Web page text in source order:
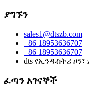
ያግኙን
sales1@dtszb.com
+86 18953636707
+86 18953636707
dts የኢንዱስትሪ ዞን፣
ፈጣን አገናኞች